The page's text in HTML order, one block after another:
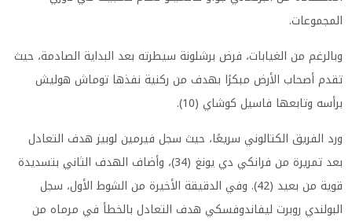
المجموعات.
وبالرغم من الغيابات، فرض برشلونة سيطرته بعد البداية الصادمة، حيث
تقدم أصحاب الأرض مبكرًا بهدف من ركنية نفذها توماش هوليش
برأسه وتابعها فاسيل كوشاي (10).
ورد الفريق الكتالوني سريعًا، حيث سجل فيرمين لوبيز هدف التعادل
بعد تمريرة من فرانكي دي يونغ (34)، وأضاف الهدف الثاني بتسديدة
قوية من بعيد (42). وفي الدقيقة الأخيرة من الشوط الأول، سجل
البولندي روبرت ليفاندوفسكي هدف التعادل بالخطأ في مرماه من